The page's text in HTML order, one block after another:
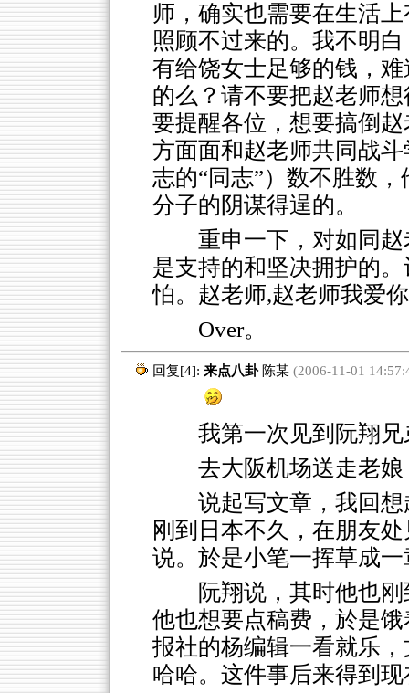
师，确实也需要在生活
照顾不过来的。我不明
有给饶女士足够的钱，
的么？请不要把赵老师
要提醒各位，想要搞倒
方面面和赵老师共同战
志的“同志”）数不胜数
分子的阴谋得逞的。
重申一下，对如同
是支持的和坚决拥护的
怕。赵老师,赵老师我爱
Over。
回复[4]: 来点八卦 陈某(2006-11-01
我第一次见到阮翔
去大阪机场送走老
说起写文章，我回
刚到日本不久，在朋友
说。於是小笔一挥草成
阮翔说，其时他也
他也想要点稿费，於是
报社的杨编辑一看就乐
哈哈。这件事后来得到